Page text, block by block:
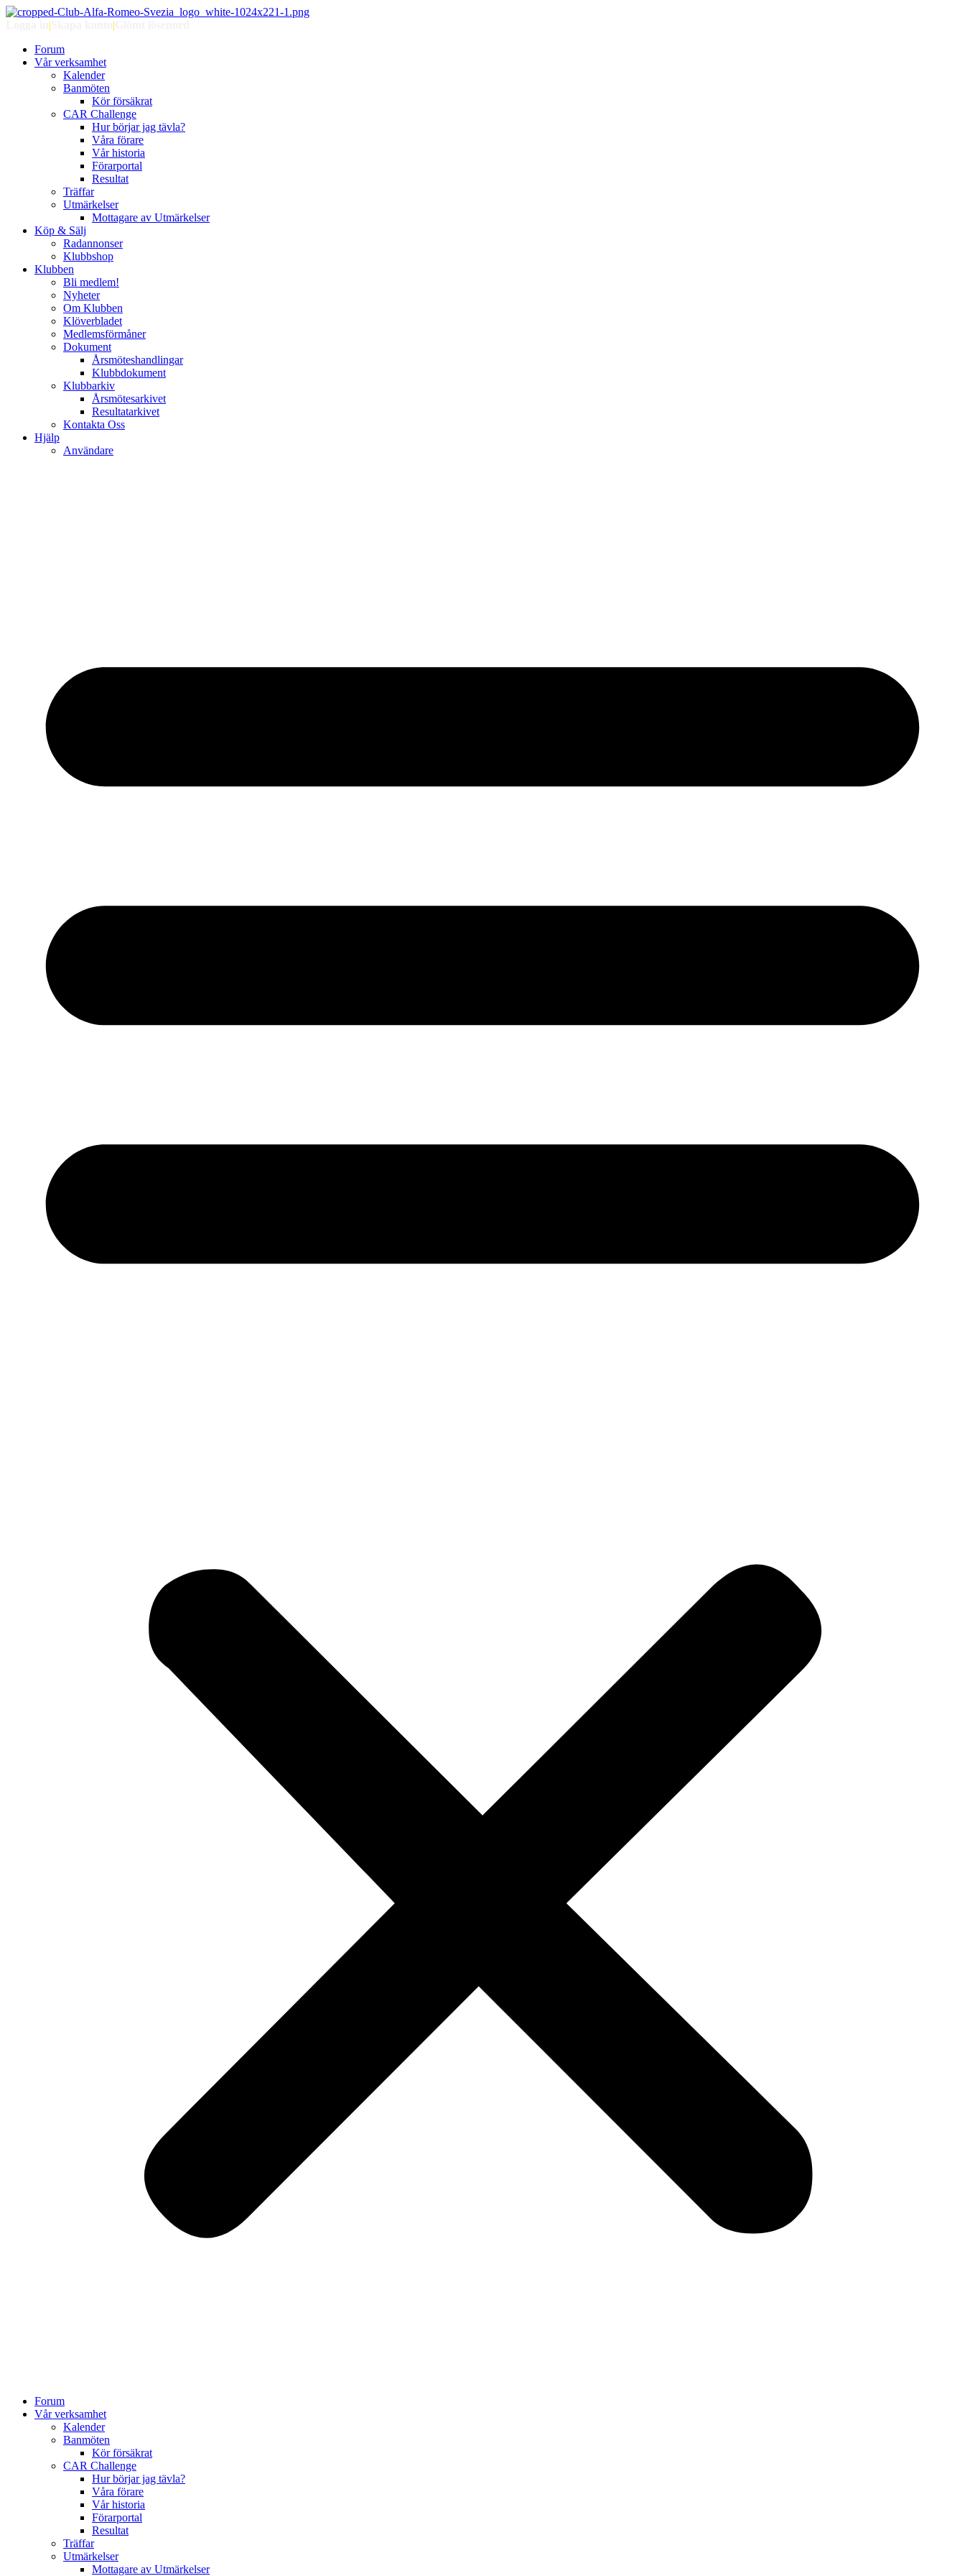
| |
Forum
Vår verksamhet
Kalender
Banmöten
Kör försäkrat
CAR Challenge
Hur börjar jag tävla?
Våra förare
Vår historia
Förarportal
Resultat
Träffar
Utmärkelser
Mottagare av Utmärkelser
Köp & Sälj
Radannonser
Klubbshop
Klubben
Bli medlem!
Nyheter
Om Klubben
Klöverbladet
Medlemsförmåner
Dokument
Årsmöteshandlingar
Klubbdokument
Klubbarkiv
Årsmötesarkivet
Resultatarkivet
Kontakta Oss
Hjälp
Användare
Forum
Vår verksamhet
Kalender
Banmöten
Kör försäkrat
CAR Challenge
Hur börjar jag tävla?
Våra förare
Vår historia
Förarportal
Resultat
Träffar
Utmärkelser
Mottagare av Utmärkelser